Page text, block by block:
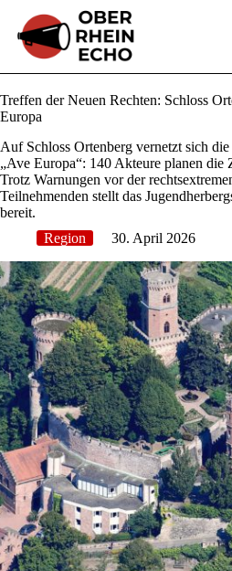
Inhalt
springen
Treffen der Neuen Rechten: Schloss
Europa
Auf Schloss Ortenberg vernetzt sich
„Ave Europa“: 140 Akteure planen die
Trotz Warnungen vor der
Teilnehmenden stellt das
bereit.
Region
30. April 2026